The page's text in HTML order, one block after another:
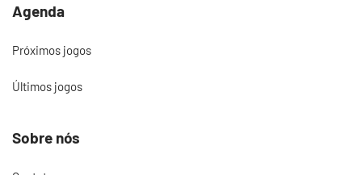
Agenda
Próximos jogos
Últimos jogos
Sobre nós